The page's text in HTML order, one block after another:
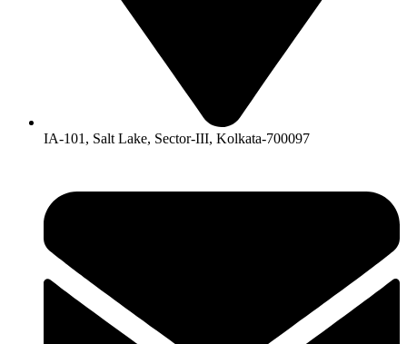
IA-101, Salt Lake, Sector-III, Kolkata-700097